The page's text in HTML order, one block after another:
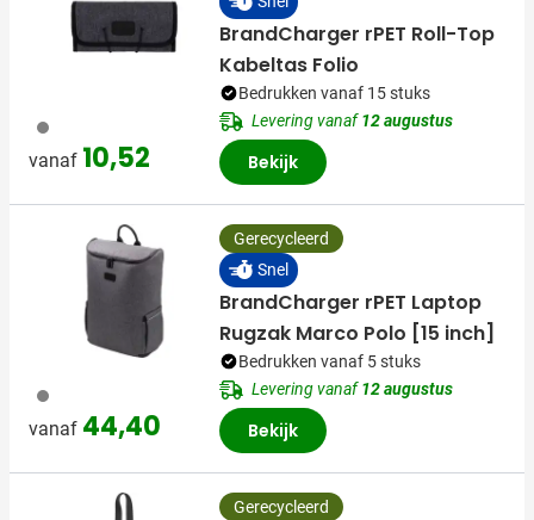
003
vanaf 10,52
BrandCharger rPET Roll-Top
Kabeltas Folio
Bedrukken vanaf 15 stuks
Levering vanaf12 augustus
Bekijk
003
vanaf 44,40
Gerecycleerd
Snel
BrandCharger rPET Laptop
Rugzak Marco Polo [15 inch]
Bedrukken vanaf 5 stuks
Levering vanaf12 augustus
Bekijk
Gerecycleerd